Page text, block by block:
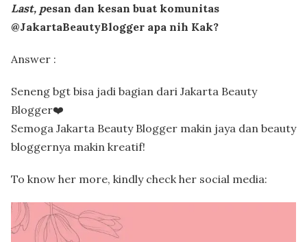
Last, pesan dan kesan buat komunitas
@JakartaBeautyBlogger apa nih Kak?
Answer :
Seneng bgt bisa jadi bagian dari Jakarta Beauty
Blogger❤️
Semoga Jakarta Beauty Blogger makin jaya dan beauty
bloggernya makin kreatif!
To know her more, kindly check her social media: